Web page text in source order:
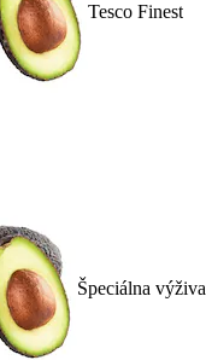
Tesco Finest
Špeciálna výživa